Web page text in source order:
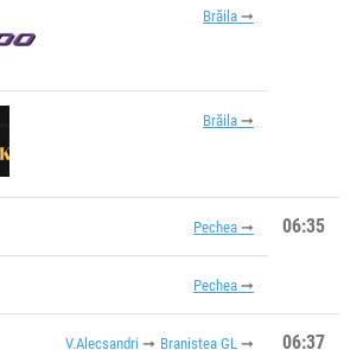
Brăila
Brăila
Pechea 06:35
Pechea
V.Alecsandri Braniștea GL 06:37